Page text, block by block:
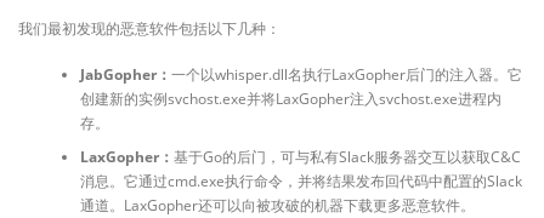
我们最初发现的恶意软件包括以下几种：
JabGopher： 一个以whisper.dll名执行LaxGopher后门的注入器。它
创建新的实例svchost.exe并将LaxGopher注入svchost.exe进程内
存。
LaxGopher： 基于Go的后门，可与私有Slack服务器交互以获取C&C
消息。它通过cmd.exe执行命令，并将结果发布回代码中配置的Slack
通道。LaxGopher还可以向被攻破的机器下载更多恶意软件。